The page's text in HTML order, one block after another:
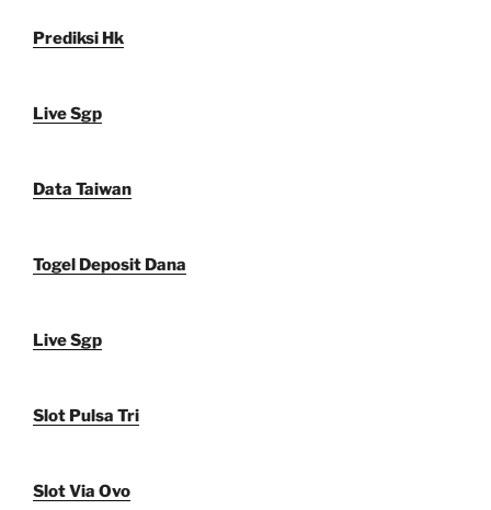
Prediksi Hk
Live Sgp
Data Taiwan
Togel Deposit Dana
Live Sgp
Slot Pulsa Tri
Slot Via Ovo